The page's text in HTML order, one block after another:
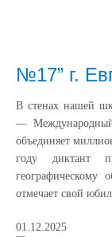
№17” г.
В стенах нашей
— Международный
объединяет
году диктант
географическому
отмечает свой
01.12.2025